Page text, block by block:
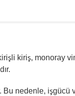
kiriş, monoray
nedenle, işgücü